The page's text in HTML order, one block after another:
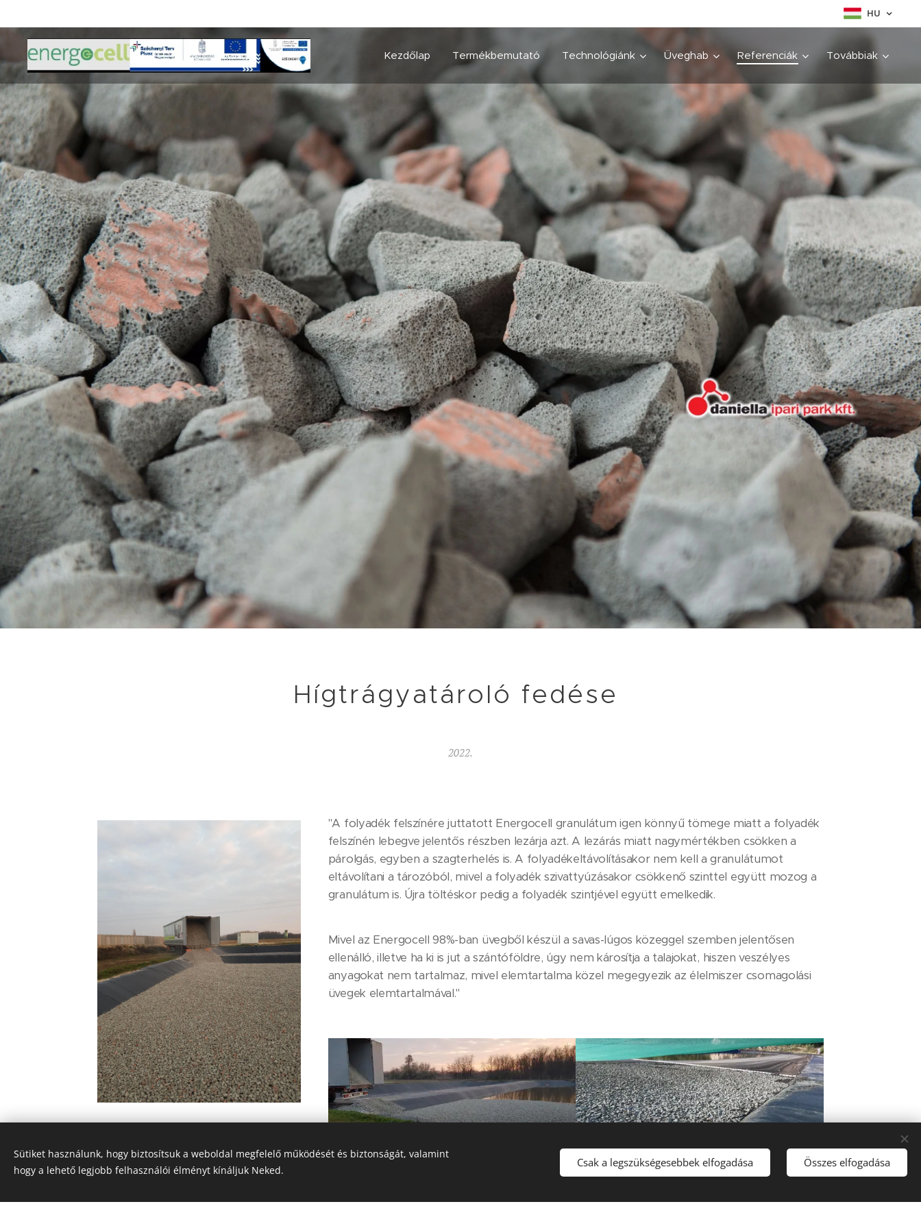
HU
Kezdőlap Termékbemutató Technológiánk Üveghab Referenciák Továbbiak
Hígtrágyatároló fedése
2022.
"A folyadék felszínére juttatott Energocell granulátum igen könnyű tömege miatt a folyadék
felszínén lebegve jelentős részben lezárja azt. A lezárás miatt nagymértékben csökken a
párolgás, egyben a szagterhelés is. A folyadékeltávolításakor nem kell a granulátumot
eltávolítani a tározóból, mivel a folyadék szivattyúzásakor csökkenő szinttel együtt mozog a
granulátum is. Újra töltéskor pedig a folyadék szintjével együtt emelkedik.
Mivel az Energocell 98%-ban üvegből készül a savas-lúgos közeggel szemben jelentősen
ellenálló, illetve ha ki is jut a szántóföldre, úgy nem károsítja a talajokat, hiszen veszélyes
anyagokat nem tartalmaz, mivel elemtartalma közel megegyezik az élelmiszer csomagolási
üvegek elemtartalmával."
Sütiket használunk, hogy biztosítsuk a weboldal megfelelő működését és biztonságát, valamint
hogy a lehető legjobb felhasználói élményt kínáljuk Neked.
Csak a legszükségesebbek elfogadása Összes elfogadása